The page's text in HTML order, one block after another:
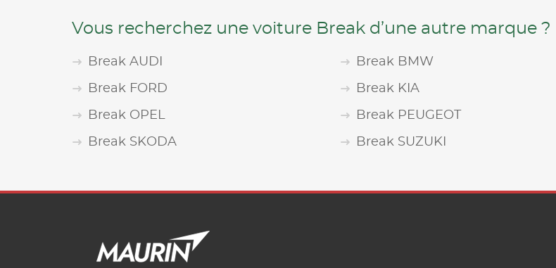
Vous recherchez une voiture Break d’une autre marque ?
Break AUDI Break BMW
Break FORD Break KIA
Break OPEL Break PEUGEOT
Break SKODA Break SUZUKI